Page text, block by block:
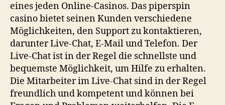
eines jeden Online-Casinos. Daspiperspin
casinobietet seinen Kunden verschiedene
Möglichkeiten, den Support zu kontaktieren,
darunter Live-Chat, E-Mail und Telefon. Der
Live-Chat ist in der Regel die schnellste und
bequemste Möglichkeit, um Hilfe zu erhalten.
Die Mitarbeiter im Live-Chat sind in der Regel
freundlich und kompetent und können bei